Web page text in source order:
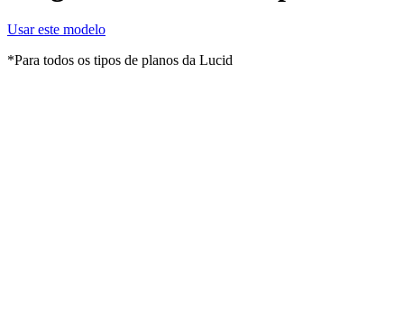
Usar este modelo
*Para todos os tipos de planos da Lucid